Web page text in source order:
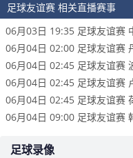
足球友谊赛 相关直播赛事
06月03日 19:35 足球友谊赛
06月04日 02:00 足球友谊赛
06月04日 02:45 足球友谊赛
06月04日 02:45 足球友谊赛
06月04日 02:45 足球友谊赛
06月04日 09:00 足球友谊赛
足球录像